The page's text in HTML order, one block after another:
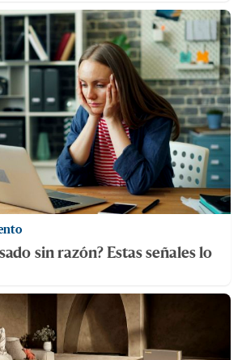
sin razón? Estas señales lo